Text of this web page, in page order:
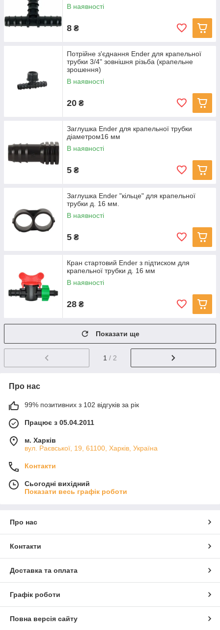
В наявності
8 ₴
Потрійне з'єднання Ender для крапельної
трубки 3/4" зовнішня різьба (крапельне
зрошення)
В наявності
20 ₴
Заглушка Ender для крапельної трубки
діаметром16 мм
В наявності
5 ₴
Заглушка Ender "кільце" для крапельної
трубки д. 16 мм.
В наявності
5 ₴
Кран стартовий Ender з підтиском для
крапельної трубки д. 16 мм
В наявності
28 ₴
Показати ще
1 / 2
Про нас
99% позитивних з 102 відгуків за рік
Працює з 05.04.2011
м. Харків
вул. Раєвської, 19, 61100, Харків, Україна
Контакти
Сьогодні вихідний
Показати весь графік роботи
Про нас
Контакти
Доставка та оплата
Графік роботи
Повна версія сайту